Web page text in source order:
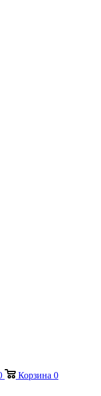
Корзина 0